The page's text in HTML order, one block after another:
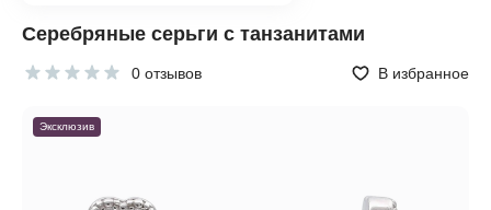
Серебряные серьги с танзанитами
0 отзывов В избранное
Эксклюзив